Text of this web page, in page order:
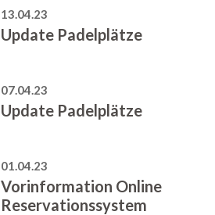
13.04.23
Update Padelplätze
07.04.23
Update Padelplätze
01.04.23
Vorinformation Online
Reservationssystem